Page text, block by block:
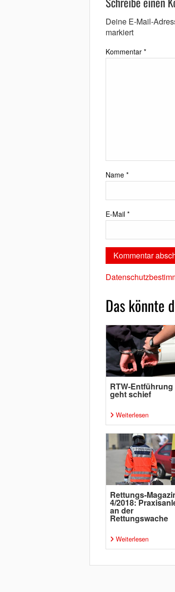
Deine E-Mail-
markiert
Kommentar *
Name *
E-Mail *
Das könnte
RTW-Entführung
geht schief
Weiterlesen
Rettungs-
4/2018:
an der
Rettungswache
Weiterlesen